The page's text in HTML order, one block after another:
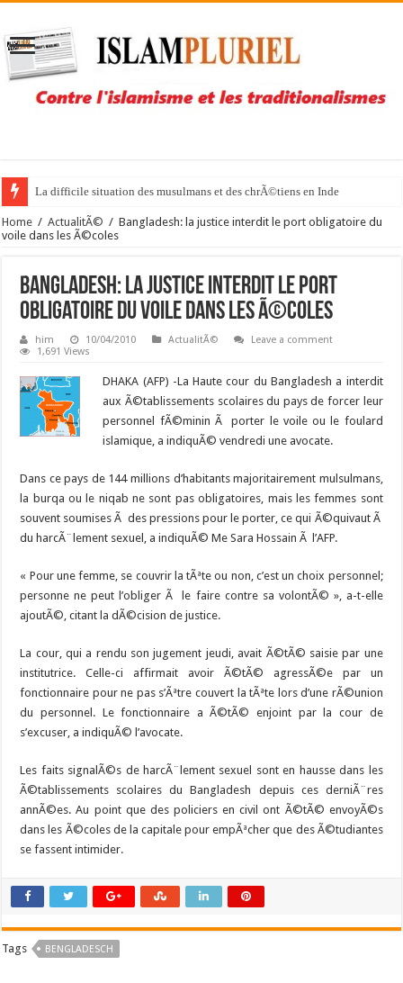
La difficile situation des musulmans et des chrÃ©tiens en Inde
Home / ActualitÃ© / Bangladesh: la justice interdit le port obligatoire du
voile dans les Ã©coles
Bangladesh: la justice interdit le port
obligatoire du voile dans les Ã©coles
him 10/04/2010 ActualitÃ©
Leave a comment
1,691 Views
DHAKA (AFP) -La Haute cour du Bangladesh a interdit
aux Ã©tablissements scolaires du pays de forcer leur
personnel fÃ©minin Ã porter le voile ou le foulard
islamique, a indiquÃ© vendredi une avocate.
Dans ce pays de 144 millions d’habitants majoritairement mulsulmans,
la burqa ou le niqab ne sont pas obligatoires, mais les femmes sont
souvent soumises Ã des pressions pour le porter, ce qui Ã©quivaut Ã
du harcÃ¨lement sexuel, a indiquÃ© Me Sara Hossain Ã l’AFP.
« Pour une femme, se couvrir la tÃªte ou non, c’est un choix personnel;
personne ne peut l’obliger Ã le faire contre sa volontÃ© », a-t-elle
ajoutÃ©, citant la dÃ©cision de justice.
La cour, qui a rendu son jugement jeudi, avait Ã©tÃ© saisie par une
institutrice. Celle-ci affirmait avoir Ã©tÃ© agressÃ©e par un
fonctionnaire pour ne pas s’Ãªtre couvert la tÃªte lors d’une rÃ©union
du personnel. Le fonctionnaire a Ã©tÃ© enjoint par la cour de
s’excuser, a indiquÃ© l’avocate.
Les faits signalÃ©s de harcÃ¨lement sexuel sont en hausse dans les
Ã©tablissements scolaires du Bangladesh depuis ces derniÃ¨res
annÃ©es. Au point que des policiers en civil ont Ã©tÃ© envoyÃ©s
dans les Ã©coles de la capitale pour empÃªcher que des Ã©tudiantes
se fassent intimider.
Tags BENGLADESCH